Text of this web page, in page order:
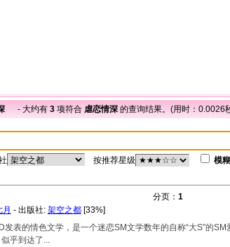
深 - 大约有 3 项符合 虐恋情深 的查询结果。(用时：0.0026
按推荐星级 模
分页： 1
月 - 出版社: 架空之都 [33%]
表的情色文学，是一个迷恋SM文学数年的自称“大S”的
乎到达了...